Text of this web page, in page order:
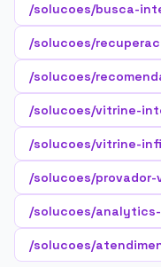
/solucoes/busca-
/solucoes/
/solucoes/
/solucoes/vitrine-
/solucoes/vitrine-
/solucoes/
/solucoes/
/solucoes/